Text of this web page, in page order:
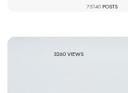
75140 POSTS
3260 VIEWS